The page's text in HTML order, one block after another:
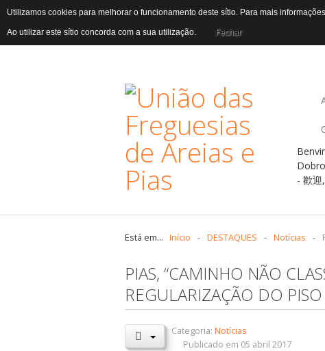
Está em... Início - DESTAQUES - Notícias -
PIAS, “CAMINHO NÃO
REGULARIZAÇÃO DO PISO
Categoria:Notícias
Publicado em 05 abril 2017
Utilizamos cookies para melhorar o funcionamento deste sítio. Para mais
Ao utilizar este sítio concorda com a sua utilização. Fechar